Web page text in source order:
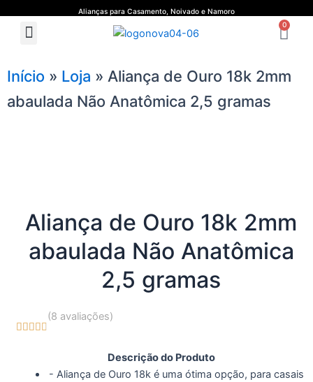
Alianças para Casamento, Noivado e Namoro
Menu 0
Início » Loja » Aliança de Ouro 18k 2mm
abaulada Não Anatômica 2,5 gramas
Aliança de Ouro 18k 2mm
abaulada Não Anatômica
2,5 gramas
    
(8 avaliações)
Descrição do Produto
- Aliança de Ouro 18k é uma ótima opção, para casais